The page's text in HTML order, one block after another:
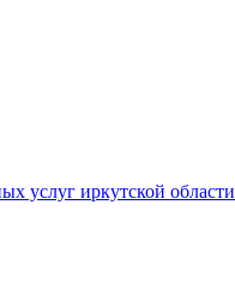
услуг иркутской области